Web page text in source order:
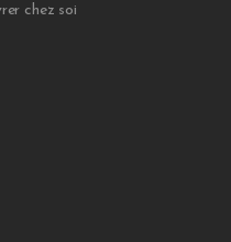
chez soi